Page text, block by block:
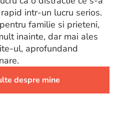
intr-un lucru serios.
familie si prieteni,
inainte, dar mai ales
ul, aprofundand
despre mine